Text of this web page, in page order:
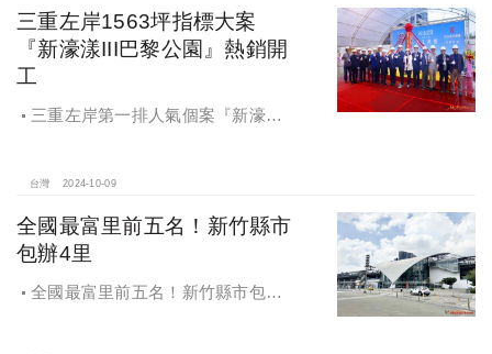
三重左岸1563坪指標大案
『新濠漾III巴黎公園』熱銷開
工
三重左岸第一排人氣個案『新濠漾III
台灣 2024-10-09
全國最富里前五名！新竹縣市
包辦4里
全國最富里前五名！新竹縣市包辦4